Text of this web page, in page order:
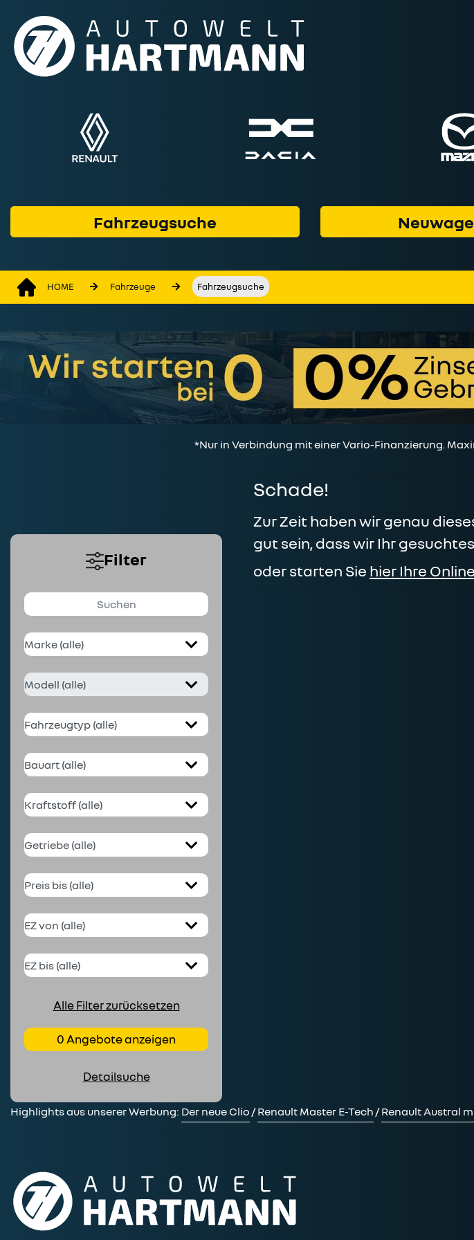
Fahrzeugsuche
HOME Fahrzeuge Fahrzeugsuche
Fahrzeuge
Marken & Modelle
Geschäftskunden
Finanzprodukte
*Nur in Verbindung mit einer Vario-Finanzierung.
Filter
Alle Filter zurücksetzen
0 Angebote anzeigen
Detailsuche
Schade!
Zur Zeit haben wir genau
gut sein, dass wir Ihr
oder starten Sie hier Ihre
Highlights aus unserer Werbung: Der neue Clio /Renault Master E-Tech /Renault Austral